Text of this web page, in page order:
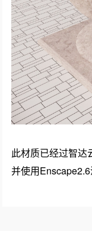
此材质已经过智达
并使用